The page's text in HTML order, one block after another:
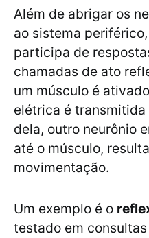
Além de abrigar os
ao sistema
participa de
chamadas de ato
um músculo é
elétrica é
dela, outro neurônio
até o músculo,
movimentação.
Um exemplo é o
testado em